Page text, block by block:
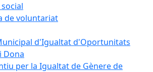
de voluntariat
d'Igualtat d'Oportunitats
Dona
per la Igualtat de Gènere de